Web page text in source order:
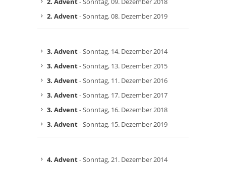
2. Advent- Sonntag, 08. Dezember 2019
3. Advent- Sonntag, 14. Dezember 2014
3. Advent- Sonntag, 13. Dezember 2015
3. Advent- Sonntag, 11. Dezember 2016
3. Advent- Sonntag, 17. Dezember 2017
3. Advent- Sonntag, 16. Dezember 2018
3. Advent- Sonntag, 15. Dezember 2019
4. Advent- Sonntag, 21. Dezember 2014